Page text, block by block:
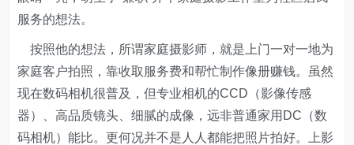
服务的想法。
按照他的想法，所谓家庭摄影师，就是上门一对一地为
家庭客户拍照，靠收取服务费和帮忙制作像册赚钱。虽然
现在数码相机很普及，但专业相机的CCD（影像传感
器）、高品质镜头、细腻的成像，远非普通家用DC（数
码相机）能比。更何况并不是人人都能把照片拍好。上影